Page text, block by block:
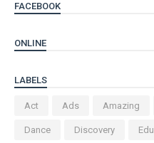
FACEBOOK
ONLINE
LABELS
Act Ads Amazing
Dance Discovery Edu